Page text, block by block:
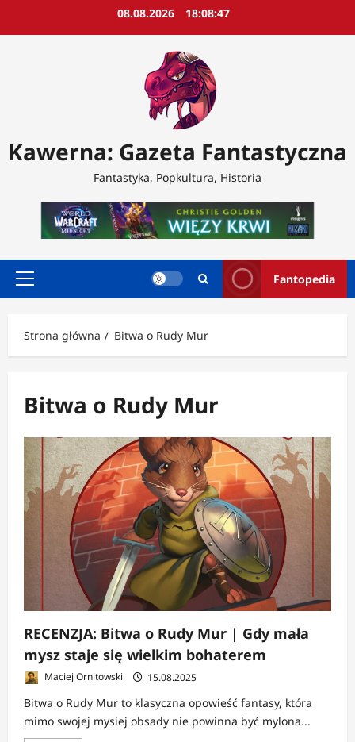
08.08.2026 18:08:49
Kawerna: Gazeta Fantastyczna
Fantastyka, Popkultura, Historia
Menu
Fantopedia
Strona główna Bitwa o Rudy Mur
Bitwa o Rudy Mur
RECENZJA: Bitwa o Rudy Mur | Gdy mała
mysz staje się wielkim bohaterem
Maciej Ornitowski 15.08.2025
Bitwa o Rudy Mur to klasyczna opowieść fantasy, która
mimo swojej mysiej obsady nie powinna być mylona...